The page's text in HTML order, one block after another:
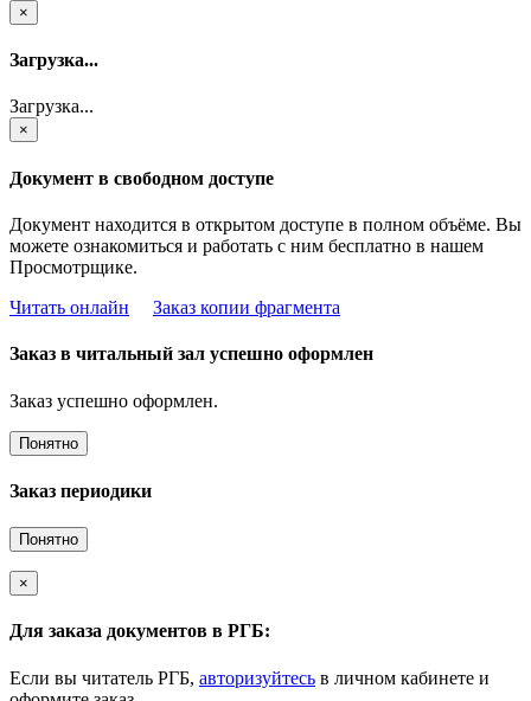
×
Загрузка...
Загрузка...
×
Документ в свободном доступе
Документ находится в открытом доступе в полном объёме. Вы
можете ознакомиться и работать с ним бесплатно в нашем
Просмотрщике.
Читать онлайн
Заказ копии фрагмента
Заказ в читальный зал успешно оформлен
Заказ успешно оформлен.
Понятно
Заказ периодики
Понятно
×
Для заказа документов в РГБ:
Если вы читатель РГБ, авторизуйтесь в личном кабинете и